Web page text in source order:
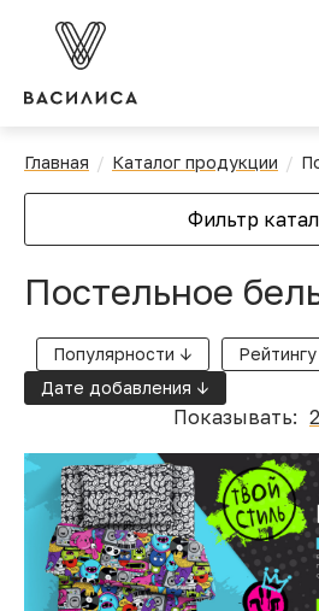
Главная Каталог продукции
Фильтр
Постельное
Популярности ↓
Дате добавления ↓
Показывать: